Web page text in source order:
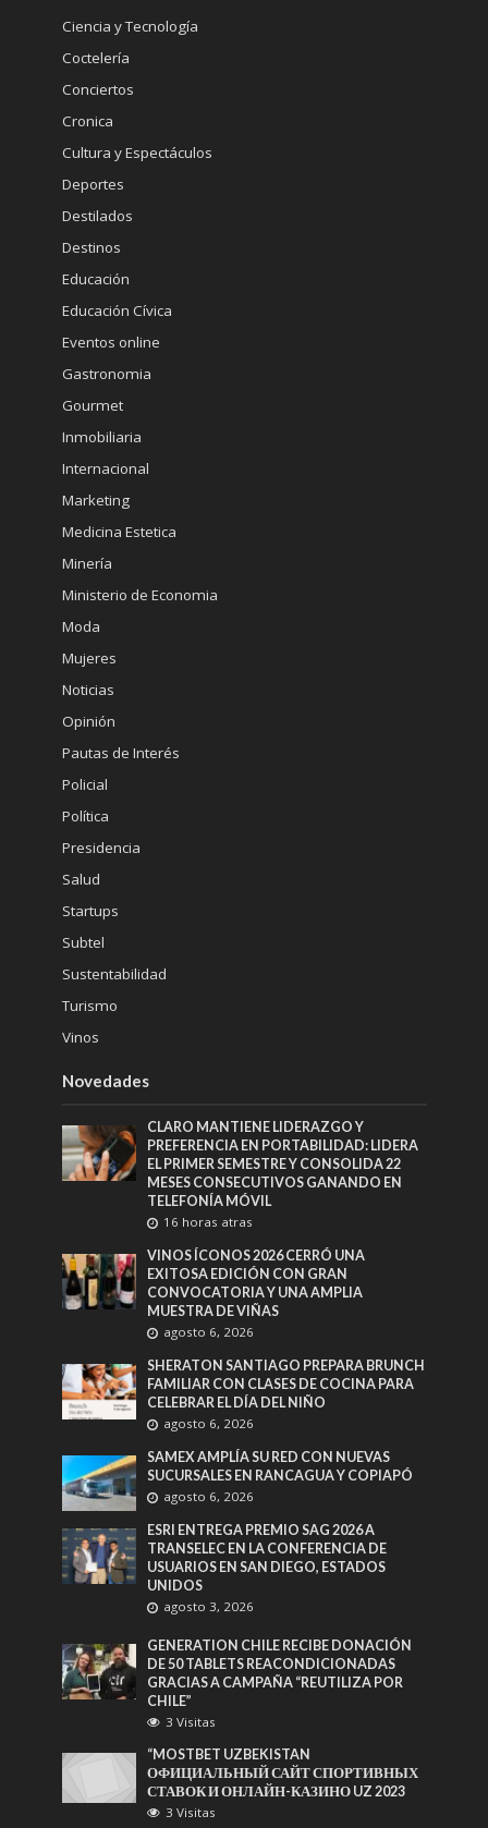
Ciencia y Tecnología
Coctelería
Conciertos
Cronica
Cultura y Espectáculos
Deportes
Destilados
Destinos
Educación
Educación Cívica
Eventos online
Gastronomia
Gourmet
Inmobiliaria
Internacional
Marketing
Medicina Estetica
Minería
Ministerio de Economia
Moda
Mujeres
Noticias
Opinión
Pautas de Interés
Policial
Política
Presidencia
Salud
Startups
Subtel
Sustentabilidad
Turismo
Vinos
Novedades
CLARO MANTIENE LIDERAZGO Y
PREFERENCIA EN PORTABILIDAD: LIDERA
EL PRIMER SEMESTRE Y CONSOLIDA 22
MESES CONSECUTIVOS GANANDO EN
TELEFONÍA MÓVIL
16 horas atras
VINOS ÍCONOS 2026 CERRÓ UNA
EXITOSA EDICIÓN CON GRAN
CONVOCATORIA Y UNA AMPLIA
MUESTRA DE VIÑAS
agosto 6, 2026
SHERATON SANTIAGO PREPARA BRUNCH
FAMILIAR CON CLASES DE COCINA PARA
CELEBRAR EL DÍA DEL NIÑO
agosto 6, 2026
SAMEX AMPLÍA SU RED CON NUEVAS
SUCURSALES EN RANCAGUA Y COPIAPÓ
agosto 6, 2026
ESRI ENTREGA PREMIO SAG 2026 A
TRANSELEC EN LA CONFERENCIA DE
USUARIOS EN SAN DIEGO, ESTADOS
UNIDOS
agosto 3, 2026
GENERATION CHILE RECIBE DONACIÓN
DE 50 TABLETS REACONDICIONADAS
GRACIAS A CAMPAÑA “REUTILIZA POR
CHILE”
3 Visitas
“MOSTBET UZBEKISTAN
ОФИЦИАЛЬНЫЙ САЙТ СПОРТИВНЫХ
СТАВОК И ОНЛАЙН-КАЗИНО UZ 2023
3 Visitas